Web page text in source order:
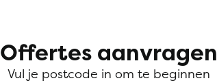
Offertes aanvragen
Vul je postcode in om te beginnen